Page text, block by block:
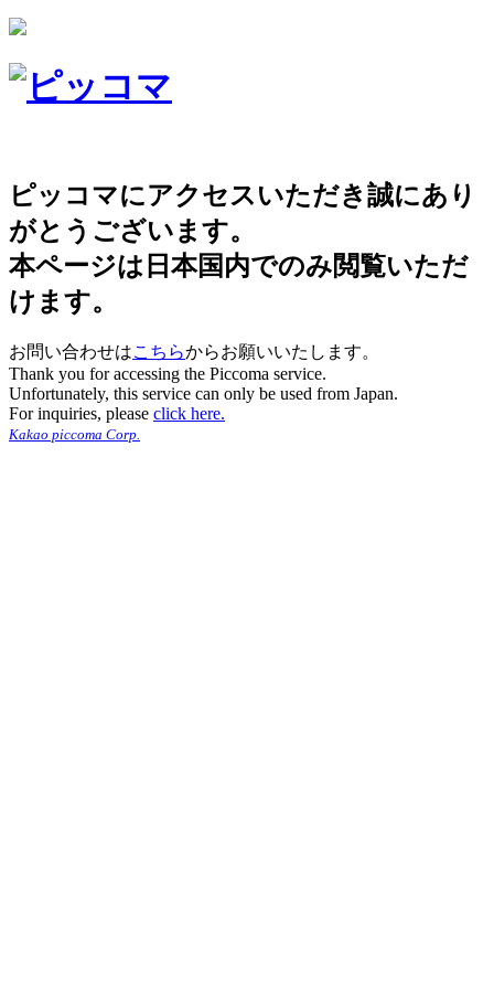
ピッコマにアクセスいただき誠にあり
がとうございます。
本ページは日本国内でのみ閲覧いただ
けます。
お問い合わせはこちらからお願いいたします。
Thank you for accessing the Piccoma service.
Unfortunately, this service can only be used from Japan.
For inquiries, please click here.
Kakao piccoma Corp.